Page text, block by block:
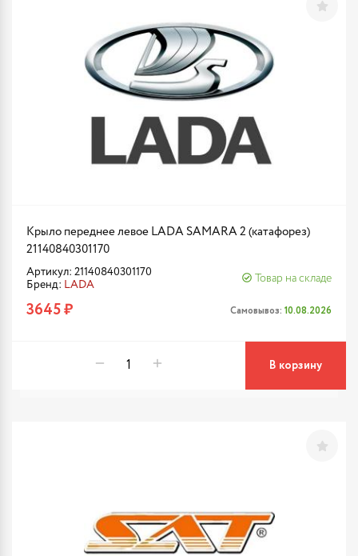
Крыло переднее левое LADA SAMARA 2 (катафорез)
21140840301170
Артикул: 21140840301170
Бренд: LADA
Товар на складе
3645 ₽ Самовывоз: 10.08.2026
В корзину